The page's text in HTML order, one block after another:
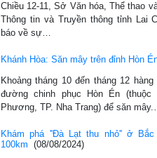
Chiều 12-11, Sở Văn hóa, Thể thao
Thông tin và Truyền thông tỉnh Lai
báo về sự…
Khánh Hòa: Săn mây trên đỉnh Hòn
Khoảng tháng 10 đến tháng 12
đường chinh phục Hòn Én
Phương, TP. Nha Trang) để săn
Khám phá ''Đà Lạt thu nhỏ'' ở
100km (08/08/2024)